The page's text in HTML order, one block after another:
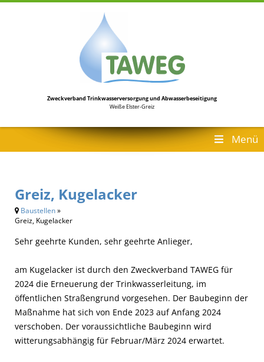
Zweckverband Trinkwasserversorgungund Abwasserbeseitigung
Weiße Elster-Greiz
Menü
Greiz, Kugelacker
Baustellen»
Greiz, Kugelacker
Sehr geehrte Kunden, sehr geehrte Anlieger,
am Kugelacker ist durch den Zweckverband TAWEG für
2024 die Erneuerung der Trinkwasserleitung, im
öffentlichen Straßengrund vorgesehen. Der Baubeginn der
Maßnahme hat sich von Ende 2023 auf Anfang 2024
verschoben. Der voraussichtliche Baubeginn wird
witterungsabhängig für Februar/März 2024 erwartet.